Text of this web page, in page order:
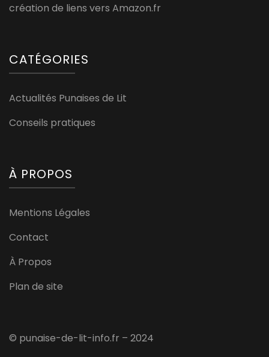
création de liens vers Amazon.fr
CATÉGORIES
Actualités Punaises de Lit
Conseils pratiques
À PROPOS
Mentions Légales
Contact
À Propos
Plan de site
© punaise-de-lit-info.fr – 2024